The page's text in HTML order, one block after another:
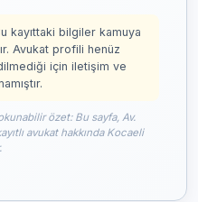
kayıttaki bilgiler kamuya
Avukat profili henüz
için iletişim ve
özet: Bu sayfa, Av.
avukat hakkında Kocaeli